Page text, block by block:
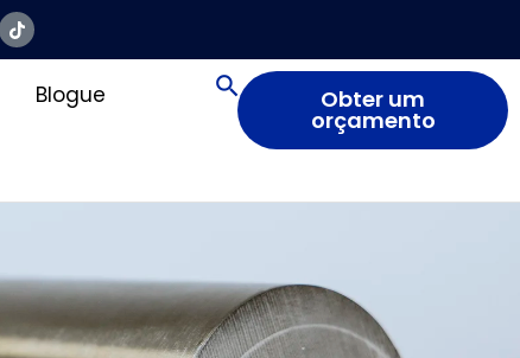
Blogue Obter um
orçamento